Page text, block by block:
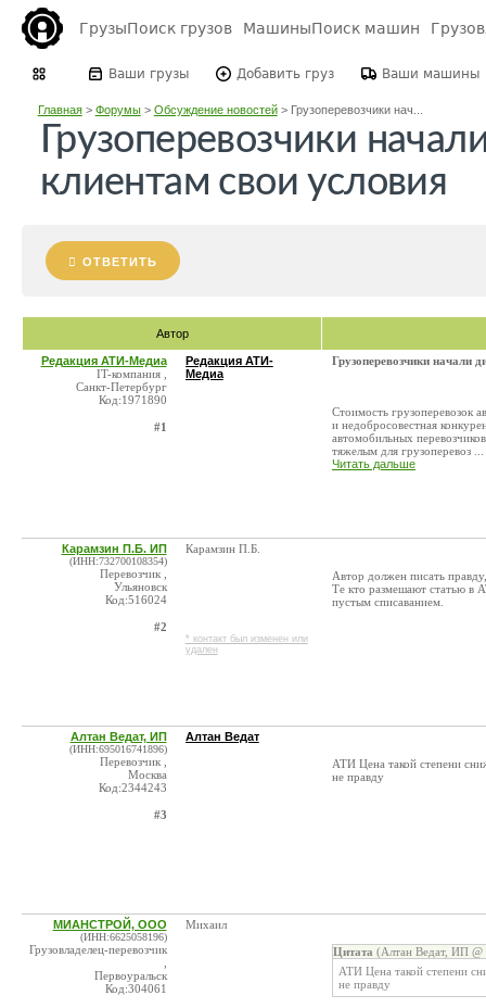
ГрузыПоиск грузов МашиныПоиск машин
Ваши грузы Добавить груз Ваши машины
Главная> Форумы> Обсуждение новостей> Грузоперевозчики нач...
Грузоперевозчики
клиентам свои условия
ОТВЕТИТЬ
Автор
Редакция АТИ-Медиа
IT-компания ,
Санкт-Петербург
Код:1971890
#1
Редакция АТИ-
Медиа
Грузоперевозчики начали
Стоимость грузоперевозок
и недобросовестная
автомобильных
тяжелым для грузоперевоз ...
Читать дальше
Карамзин П.Б. ИП
(ИНН:732700108354)
Перевозчик ,
Ульяновск
Код:516024
#2
Карамзин П.Б.
* контакт был изменен или
удален
Автор должен писать
Те кто размешают статью в
пустым списаванием.
Алтан Ведат, ИП
(ИНН:695016741896)
Перевозчик ,
Москва
Код:2344243
#3
Алтан Ведат
АТИ Цена такой степени
не правду
МИАНСТРОЙ, ООО
(ИНН:6625058196)
Грузовладелец-перевозчик
Первоуральск
Код:304061
Михаил
Цитата (Алтан Ведат, ИП
АТИ Цена такой степени
не правду